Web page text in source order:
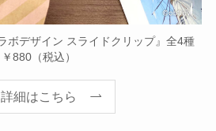
ボデザイン スライドクリップ』全4種
￥880（税込）
詳細はこちら